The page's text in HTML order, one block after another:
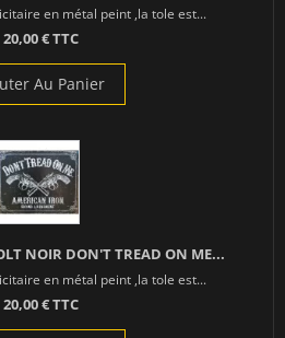
en métal peint ,la tole est...
20,00 € TTC
Au Panier
NOIR DON'T TREAD ON ME...
en métal peint ,la tole est...
20,00 € TTC